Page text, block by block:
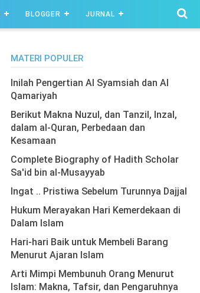
BLOGGER JURNAL
MATERI POPULER
Inilah Pengertian Al Syamsiah dan Al
Qamariyah
Berikut Makna Nuzul, dan Tanzil, Inzal,
dalam al-Quran, Perbedaan dan
Kesamaan
Complete Biography of Hadith Scholar
Sa'id bin al-Musayyab
Ingat .. Pristiwa Sebelum Turunnya Dajjal
Hukum Merayakan Hari Kemerdekaan di
Dalam Islam
Hari-hari Baik untuk Membeli Barang
Menurut Ajaran Islam
Arti Mimpi Membunuh Orang Menurut
Islam: Makna, Tafsir, dan Pengaruhnya